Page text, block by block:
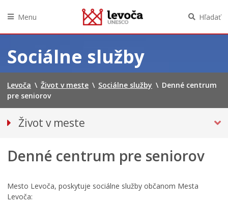
obsah
Menu Hľadať
Sociálne služby
Levoča \ Život v meste \ Sociálne služby \ Denné centrum
pre seniorov
Život v meste
Doprava
Kultúra
Školstvo
Denné centrum pre seniorov
Mesto Levoča, poskytuje sociálne služby občanom Mesta
Levoča: